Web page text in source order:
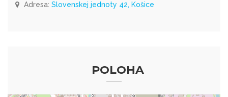
Adresa: Slovenskej jednoty 42, Košice
POLOHA